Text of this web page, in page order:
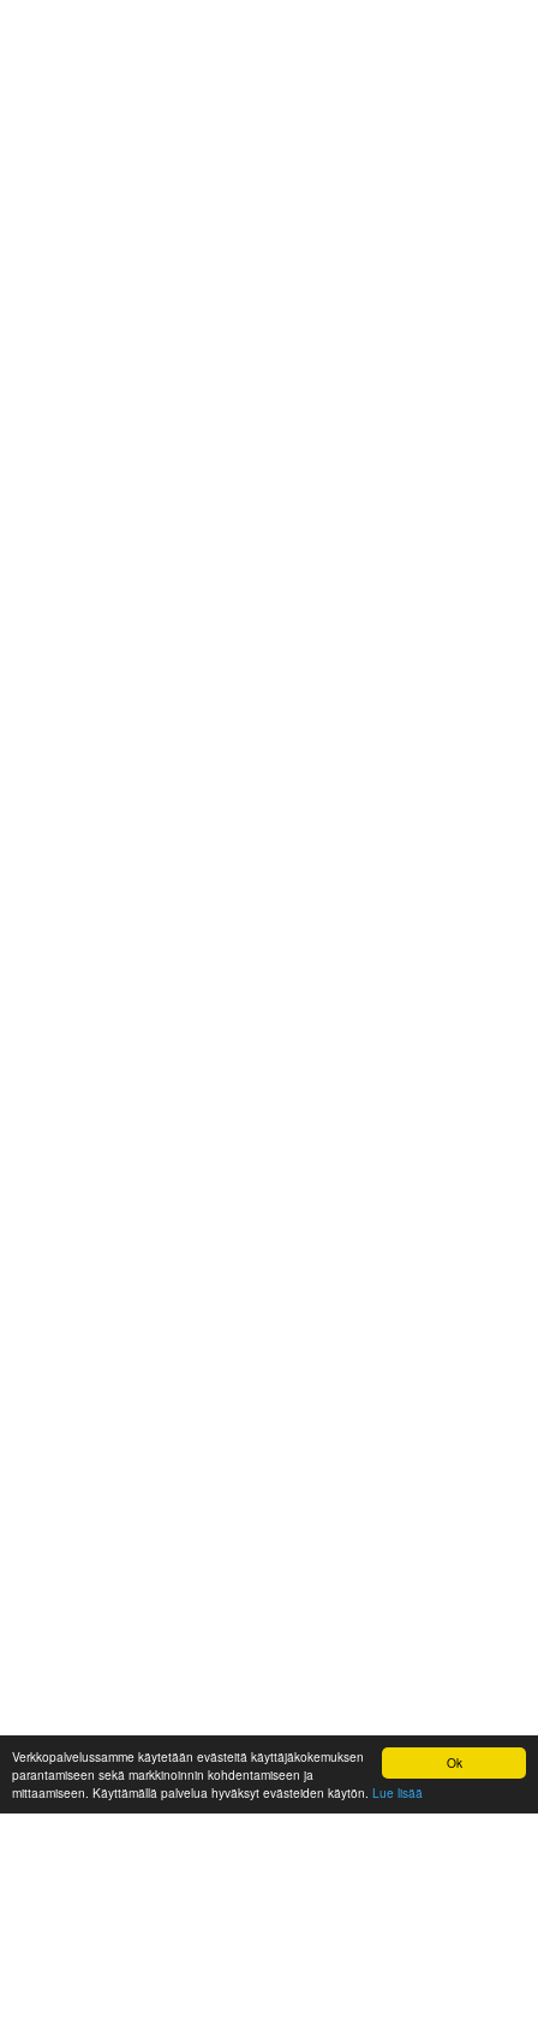
Ok
Verkkopalvelussamme käytetään evästeitä käyttäjäkokemuksen
parantamiseen sekä markkinoinnin kohdentamiseen ja
mittaamiseen. Käyttämällä palvelua hyväksyt evästeiden käytön. Lue lisää